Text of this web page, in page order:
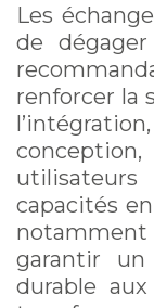
Les
de
renforcer la
capacités
garantir
durable